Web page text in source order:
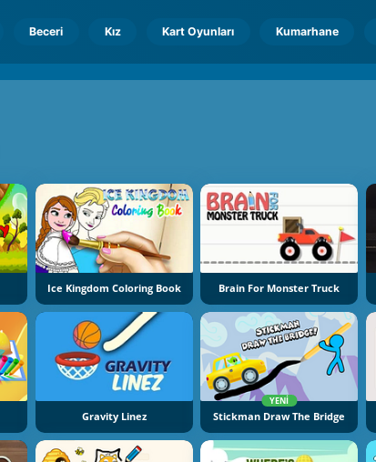
Beceri Kız Kart Oyunları Kumarhane
Ice Kingdom Coloring Book Brain For Monster Truck
Gravity Linez
YENI
Stickman Draw The Bridge